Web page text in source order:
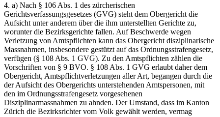
4. a) Nach § 106 Abs. 1 des zürcherischen
Gerichtsverfassungsgesetzes (GVG) steht dem Obergericht die
Aufsicht unter anderem über die ihm unterstellten Gerichte zu,
worunter die Bezirksgerichte fallen. Auf Beschwerde wegen
Verletzung von Amtspflichten kann das Obergericht disziplinarische
Massnahmen, insbesondere gestützt auf das Ordnungsstrafengesetz,
verfügen (§ 108 Abs. 1 GVG). Zu den Amtspflichten zählen die
Vorschriften von § 9 BVO. § 108 Abs. 1 GVG erlaubt daher dem
Obergericht, Amtspflichtverletzungen aller Art, begangen durch die
der Aufsicht des Obergerichts unterstehenden Amtspersonen, mit
den im Ordnungsstrafengesetz vorgesehenen
Disziplinarmassnahmen zu ahnden. Der Umstand, dass im Kanton
Zürich die Bezirksrichter vom Volk gewählt werden, vermag